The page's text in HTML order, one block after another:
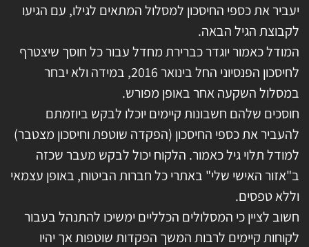
יעביר את כספי החיסכון למסלול המתאים לגילו, עם הגיעו
לקבוצת הגיל הבאה.
המודל כאמור יוגדר כברירת מחדל עבור כל חוסך שיצטרף
לחיסכון הפנסיוני החל בינואר 2016, במידה ולא יבחר
במסלול השקעה אחר באופן מפורש.
חוסכים שלהם חשבונות קיימים יוכלו לבקש ביוזמתם
להעביר את כספי החיסכון (הפקדה שוטפת וחיסכון מצטבר)
למודל תלוי גיל כאמור. הלקוח יכול לבקש מעבר שכזה
ב"אזור האישי שלי" באתרי כל חברות הביטוח, באופן עצמאי
וללא טפסים.
חשוב לציין כי המסלולים הכלליים ימשיכו להתנהל בעבור
לקוחות קיימים לרבות המשך הפקדות שוטפות אך יהיו